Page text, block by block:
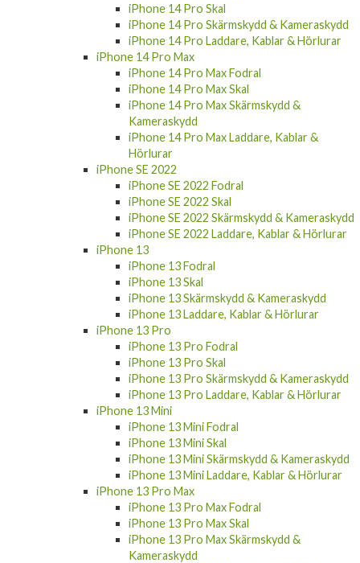
iPhone 14 Pro Skal
iPhone 14 Pro Skärmskydd & Kameraskydd
iPhone 14 Pro Laddare, Kablar & Hörlurar
iPhone 14 Pro Max
iPhone 14 Pro Max Fodral
iPhone 14 Pro Max Skal
iPhone 14 Pro Max Skärmskydd &
Kameraskydd
iPhone 14 Pro Max Laddare, Kablar &
Hörlurar
iPhone SE 2022
iPhone SE 2022 Fodral
iPhone SE 2022 Skal
iPhone SE 2022 Skärmskydd & Kameraskydd
iPhone SE 2022 Laddare, Kablar & Hörlurar
iPhone 13
iPhone 13 Fodral
iPhone 13 Skal
iPhone 13 Skärmskydd & Kameraskydd
iPhone 13 Laddare, Kablar & Hörlurar
iPhone 13 Pro
iPhone 13 Pro Fodral
iPhone 13 Pro Skal
iPhone 13 Pro Skärmskydd & Kameraskydd
iPhone 13 Pro Laddare, Kablar & Hörlurar
iPhone 13 Mini
iPhone 13 Mini Fodral
iPhone 13 Mini Skal
iPhone 13 Mini Skärmskydd & Kameraskydd
iPhone 13 Mini Laddare, Kablar & Hörlurar
iPhone 13 Pro Max
iPhone 13 Pro Max Fodral
iPhone 13 Pro Max Skal
iPhone 13 Pro Max Skärmskydd &
Kameraskydd